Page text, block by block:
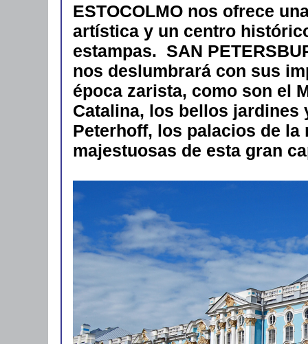
ESTOCOLMO nos ofrece
artística y un centro
estampas. SAN
nos deslumbrará con sus
época zarista, como son el
Catalina, los bellos jardines
Peterhoff, los palacios de la
majestuosas de esta gran